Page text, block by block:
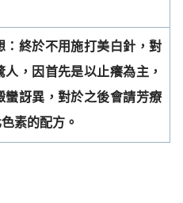
終於不用施打美白針，對
人，因首先是以止癢為主，
訝異，對於之後會請芳療
素的配方。